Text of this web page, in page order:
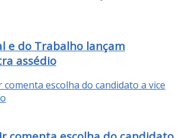
e do Trabalho lançam
assédio